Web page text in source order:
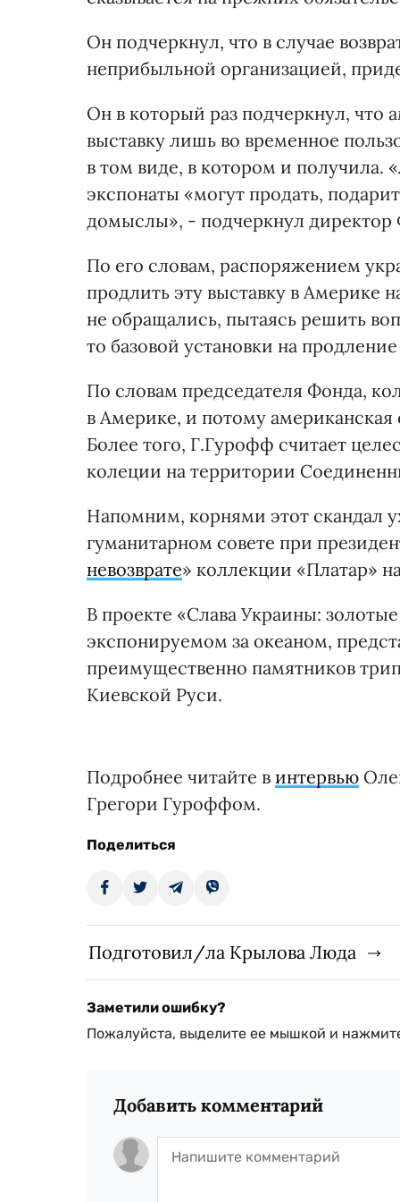
Он подчеркнул, что в случае
неприбыльной организацией,
Он в который раз подчеркнул, что
выставку лишь во временное
в том виде, в котором и получила.
экспонаты «могут продать,
домыслы», - подчеркнул директор
По его словам, распоряжением
продлить эту выставку в Америке
не обращались, пытаясь решить
то базовой установки на
По словам председателя Фонда,
в Америке, и потому
Более того, Г.Гурофф считает
колеции на территории
Напомним, корнями этот скандал
гуманитарном совете при
невозврате» коллекции «Платар»
В проекте «Слава Украины:
экспонируемом за океаном,
преимущественно памятников
Киевской Руси.
Подробнее читайте в интервью
Грегори Гуроффом.
Поделиться
Подготовил/ла Крылова Люда
Заметили ошибку?
Пожалуйста, выделите ее мышкой и
Добавить комментарий